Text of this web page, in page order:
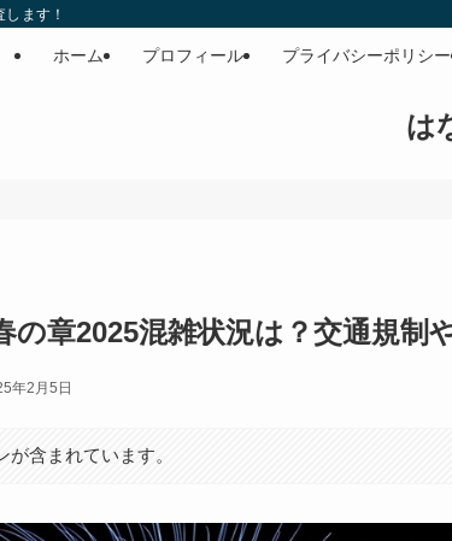
ます！
は
ホーム プロフィール プライバシーポリシー
の章2025混雑状況は？交通規制
年2月5日
含まれています。